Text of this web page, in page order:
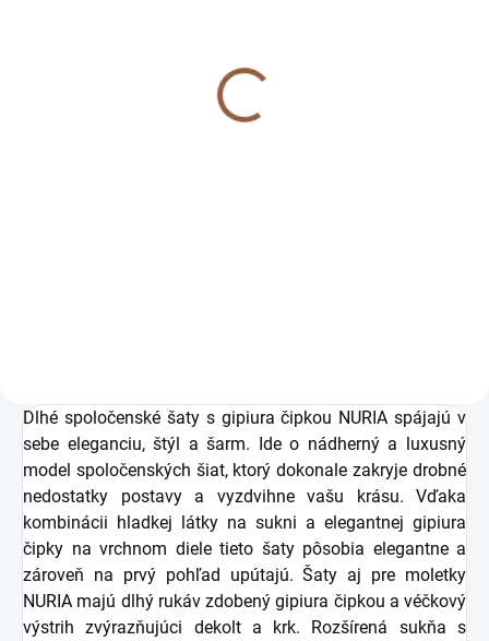
Dlhé spoločenské šaty s gipiura čipkou NURIA spájajú v
sebe eleganciu, štýl a šarm. Ide o nádherný a luxusný
model spoločenských šiat, ktorý dokonale zakryje drobné
nedostatky postavy a vyzdvihne vašu krásu. Vďaka
kombinácii hladkej látky na sukni a elegantnej gipiura
čipky na vrchnom diele tieto šaty pôsobia elegantne a
zároveň na prvý pohľad upútajú. Šaty aj pre moletky
NURIA majú dlhý rukáv zdobený gipiura čipkou a véčkový
výstrih zvýrazňujúci dekolt a krk. Rozšírená sukňa s